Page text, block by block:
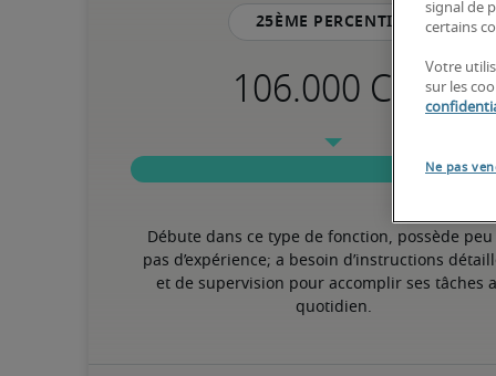
25ème percentile
Débute dans ce type de fonction, possède peu
pas d’expérience; a besoin d’instructions
et de supervision pour accomplir ses tâches
quotidien.
signal de
certains
Votre
sur les
Ne pas